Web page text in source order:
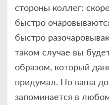
стороны коллег:
быстро
быстро
таком случае вы
образом, который
придумал. Но ваша
запоминается в